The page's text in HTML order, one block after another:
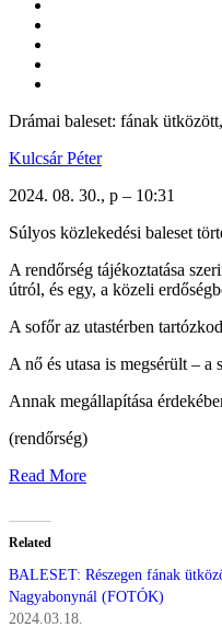
Drámai baleset: fának
Kulcsár Péter
2024. 08. 30., p – 10:31
Súlyos közlekedési baleset
A rendőrség tájékoztatása
útról, és egy, a közeli
A sofőr az utastérben
A nő és utasa is megsérült –
Annak megállapítása
(rendőrség)
Read More
Related
BALESET: Részegen fának
Nagyabonynál (FOTÓK)
2024.03.18.